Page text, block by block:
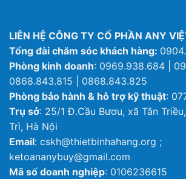
LIÊN HỆ CÔNG TY CỔ PHẦN ANY
Tổng đài chăm sóc khách hàng:
Phòng kinh doanh: 0969.938.684 |
0868.843.815 | 0868.843.825
Phòng bảo hành & hỗ trợ kỹ thuật:
Trụ sở: 25/1 Đ.Cầu Bươu, xã Tân
Trì, Hà Nội
Email: cskh@thietbinhahang.org ;
ketoananybuy@gmail.com
Mã số doanh nghiệp: 0106236615